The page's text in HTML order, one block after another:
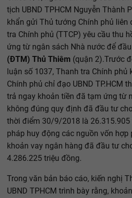
tịch UBND TPHCM Nguyễn Thành
khẩn gửi Thủ tướng Chính phủ liên
tra Chính phủ (TTCP) yêu cầu thu
ứng từ ngân sách Nhà nước để
(ĐTM) Thủ Thiêm (quận 2).Trước
luận số 1037, Thanh tra Chính phủ
Chính phủ chỉ đạo UBND TP.HCM
trả ngay khoản tiền đã tạm ứng từ
không đúng quy định đã đầu tư
thời điểm 30/9/2018 là 26.315.905
pháp huy động các nguồn vốn hợp
khoản vay ngân hàng đã đầu tư
4.286.225 triệu đồng.
Trong văn bản báo cáo, kiến nghị
UBND TPHCM trình bày rằng,